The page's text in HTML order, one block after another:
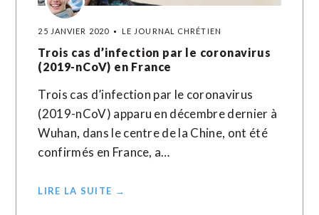
25 JANVIER 2020 LE JOURNAL CHRÉTIEN
Trois cas d’infection par le coronavirus
(2019-nCoV) en France
Trois cas d’infection par le coronavirus
(2019-nCoV) apparu en décembre dernier à
Wuhan, dans le centre de la Chine, ont été
confirmés en France, a…
LIRE LA SUITE →